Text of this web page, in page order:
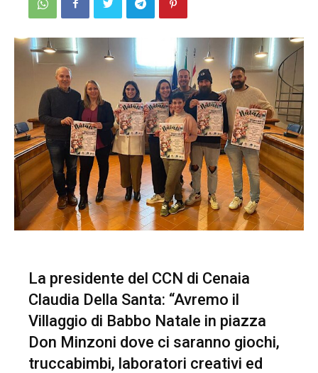
La presidente del CCN di Cenaia
Claudia Della Santa: “Avremo il
Villaggio di Babbo Natale in piazza
Don Minzoni dove ci saranno giochi,
truccabimbi, laboratori creativi ed